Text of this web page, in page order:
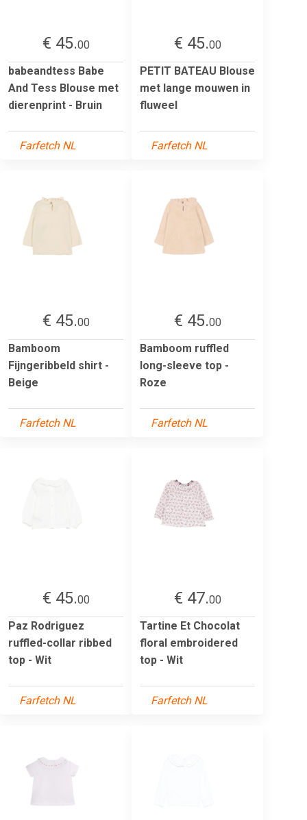
€ 45.00
babeandtess Babe
And Tess Blouse met
dierenprint - Bruin
Farfetch NL
€ 45.00
PETIT BATEAU Blouse
met lange mouwen in
fluweel
Farfetch NL
€ 45.00
Bamboom
Fijngeribbeld shirt -
Beige
Farfetch NL
€ 45.00
Bamboom ruffled
long-sleeve top -
Roze
Farfetch NL
€ 45.00
Paz Rodriguez
ruffled-collar ribbed
top - Wit
Farfetch NL
€ 47.00
Tartine Et Chocolat
floral embroidered
top - Wit
Farfetch NL